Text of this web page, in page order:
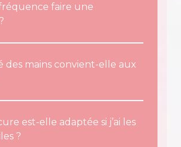
faire une
des mains convient-elle aux
est-elle adaptée si j’ai les
?